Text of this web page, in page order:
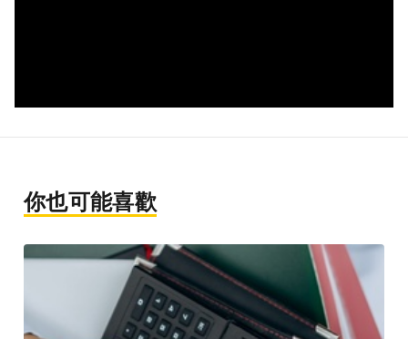
你也可能喜歡